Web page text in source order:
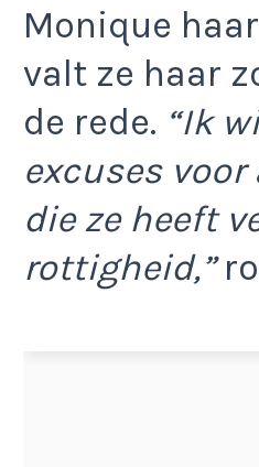
Monique
valt ze haar
de rede. “Ik
excuses
die ze heeft
rottigheid,”